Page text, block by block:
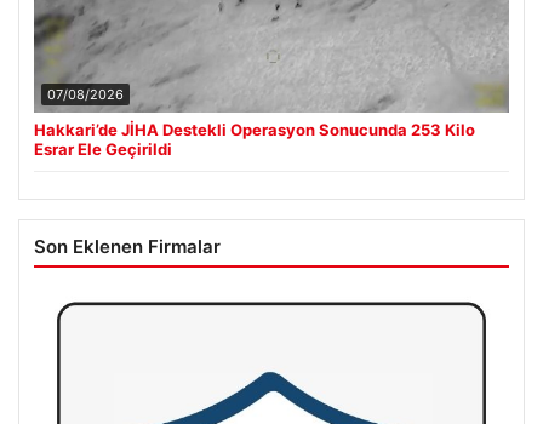
07/08/2026
Hakkari’de JİHA Destekli Operasyon Sonucunda 253 Kilo
Esrar Ele Geçirildi
Son Eklenen Firmalar